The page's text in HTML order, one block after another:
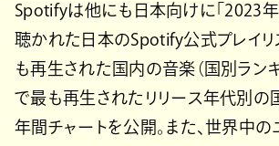
Spotifyは他にも日本向けに「2023
聴かれた日本のSpotify公式プレイリ
も再生された国内の音楽（国別ランキ
で最も再生されたリリース年代別の
年間チャートを公開。また、世界中